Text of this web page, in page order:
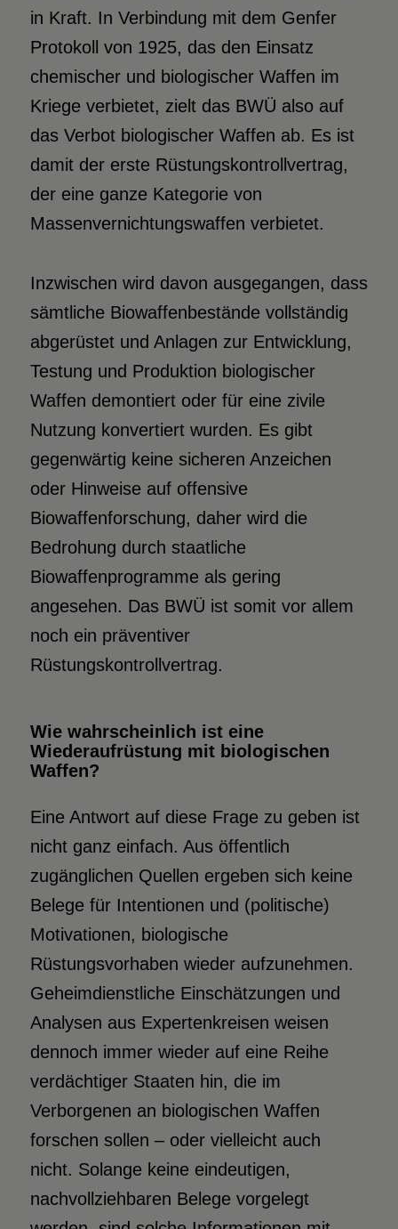
in Kraft. In Verbindung mit dem Genfer
Protokoll von 1925, das den Einsatz
chemischer und biologischer Waffen im
Kriege verbietet, zielt das BWÜ also auf
das Verbot biologischer Waffen ab. Es ist
damit der erste Rüstungskontrollvertrag,
der eine ganze Kategorie von
Massenvernichtungswaffen verbietet.
Inzwischen wird davon ausgegangen, dass
sämtliche Biowaffenbestände vollständig
abgerüstet und Anlagen zur Entwicklung,
Testung und Produktion biologischer
Waffen demontiert oder für eine zivile
Nutzung konvertiert wurden. Es gibt
gegenwärtig keine sicheren Anzeichen
oder Hinweise auf offensive
Biowaffenforschung, daher wird die
Bedrohung durch staatliche
Biowaffenprogramme als gering
angesehen. Das BWÜ ist somit vor allem
noch ein präventiver
Rüstungskontrollvertrag.
Wie wahrscheinlich ist eine
Wiederaufrüstung mit biologischen
Waffen?
Eine Antwort auf diese Frage zu geben ist
nicht ganz einfach. Aus öffentlich
zugänglichen Quellen ergeben sich keine
Belege für Intentionen und (politische)
Motivationen, biologische
Rüstungsvorhaben wieder aufzunehmen.
Geheimdienstliche Einschätzungen und
Analysen aus Expertenkreisen weisen
dennoch immer wieder auf eine Reihe
verdächtiger Staaten hin, die im
Verborgenen an biologischen Waffen
forschen sollen – oder vielleicht auch
nicht. Solange keine eindeutigen,
nachvollziehbaren Belege vorgelegt